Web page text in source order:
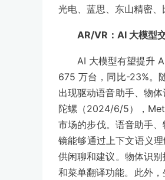
光电、蓝思、东山精密、
AR/VR：AI 大模型
AI 大模型有望提升
675 万台，同比-23%。
出现驱动语音助手、物
陀螺（2024/6/5），
市场的步伐。语音助手
镜能够通过上下文语义
供闲聊和建议。物体识
和菜单翻译功能。此外